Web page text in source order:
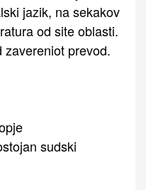
jazik, na sekakov
od site oblasti.
prevod.
sudski